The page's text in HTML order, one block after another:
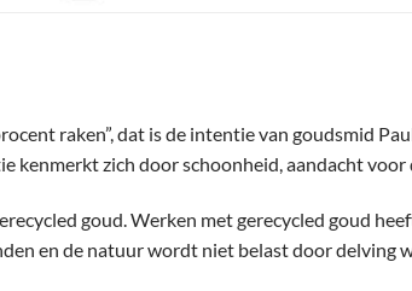
raken”, dat is de intentie van goudsmid
kenmerkt zich door schoonheid, aandacht
goud. Werken met gerecycled goud
en de natuur wordt niet belast door delving